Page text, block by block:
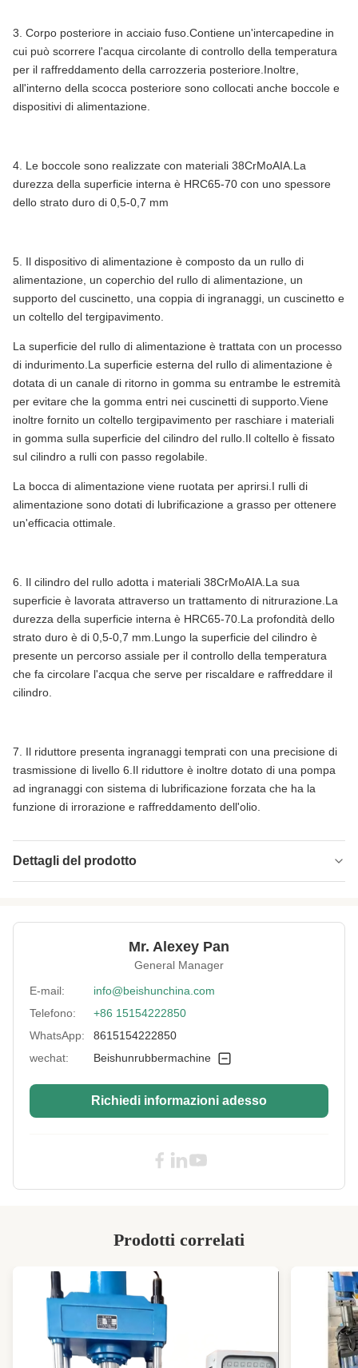
3. Corpo posteriore in acciaio fuso.Contiene un'intercapedine in
cui può scorrere l'acqua circolante di controllo della temperatura
per il raffreddamento della carrozzeria posteriore.Inoltre,
all'interno della scocca posteriore sono collocati anche boccole e
dispositivi di alimentazione.
4. Le boccole sono realizzate con materiali 38CrMoAIA.La
durezza della superficie interna è HRC65-70 con uno spessore
dello strato duro di 0,5-0,7 mm
5. Il dispositivo di alimentazione è composto da un rullo di
alimentazione, un coperchio del rullo di alimentazione, un
supporto del cuscinetto, una coppia di ingranaggi, un cuscinetto e
un coltello del tergipavimento.
La superficie del rullo di alimentazione è trattata con un processo
di indurimento.La superficie esterna del rullo di alimentazione è
dotata di un canale di ritorno in gomma su entrambe le estremità
per evitare che la gomma entri nei cuscinetti di supporto.Viene
inoltre fornito un coltello tergipavimento per raschiare i materiali
in gomma sulla superficie del cilindro del rullo.Il coltello è fissato
sul cilindro a rulli con passo regolabile.
La bocca di alimentazione viene ruotata per aprirsi.I rulli di
alimentazione sono dotati di lubrificazione a grasso per ottenere
un'efficacia ottimale.
6. Il cilindro del rullo adotta i materiali 38CrMoAIA.La sua
superficie è lavorata attraverso un trattamento di nitrurazione.La
durezza della superficie interna è HRC65-70.La profondità dello
strato duro è di 0,5-0,7 mm.Lungo la superficie del cilindro è
presente un percorso assiale per il controllo della temperatura
che fa circolare l'acqua che serve per riscaldare e raffreddare il
cilindro.
7. Il riduttore presenta ingranaggi temprati con una precisione di
trasmissione di livello 6.Il riduttore è inoltre dotato di una pompa
ad ingranaggi con sistema di lubrificazione forzata che ha la
funzione di irrorazione e raffreddamento dell'olio.
Dettagli del prodotto
Screw Diameter: 120 mm
20:1
Vacuum System: sì
Capacity: 600 kg/ora
Structure: Verticale
mm
,
macchina per estrusore di gomma verticale
Mr. Alexey Pan
General Manager
E-mail:
info@beishunchina.com
Telefono:
+86 15154222850
WhatsApp:
8615154222850
wechat:
Beishunrubbermachine
Richiedi informazioni adesso
Prodotti correlati